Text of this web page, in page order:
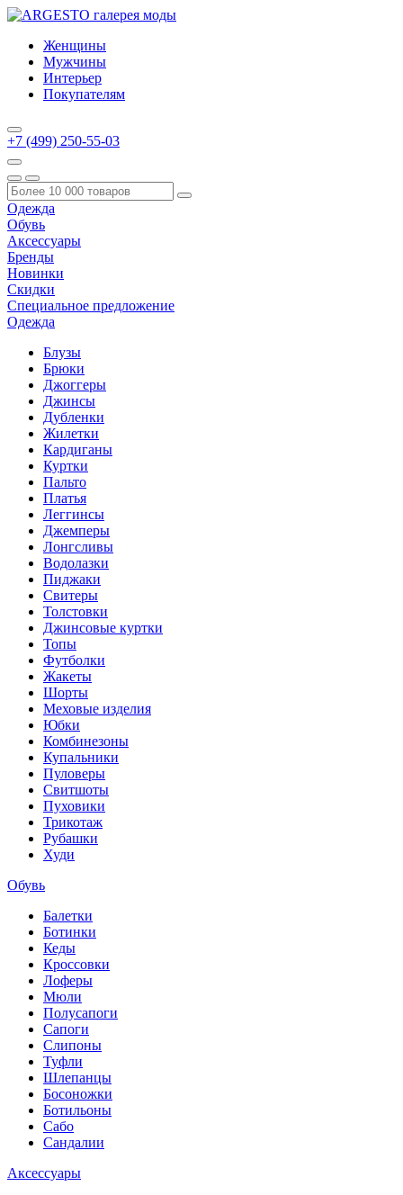
Женщины
Мужчины
Интерьер
Покупателям
+7 (499) 250-55-03
Одежда
Обувь
Аксессуары
Бренды
Новинки
Скидки
Специальное предложение
Одежда
Блузы
Брюки
Джоггеры
Джинсы
Дубленки
Жилетки
Кардиганы
Куртки
Пальто
Платья
Леггинсы
Джемперы
Лонгсливы
Водолазки
Пиджаки
Свитеры
Толстовки
Джинсовые куртки
Топы
Футболки
Жакеты
Шорты
Меховые изделия
Юбки
Комбинезоны
Купальники
Пуловеры
Свитшоты
Пуховики
Трикотаж
Рубашки
Худи
Обувь
Балетки
Ботинки
Кеды
Кроссовки
Лоферы
Мюли
Полусапоги
Сапоги
Слипоны
Туфли
Шлепанцы
Босоножки
Ботильоны
Сабо
Сандалии
Аксессуары